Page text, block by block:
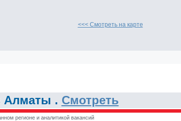
<<< Смотреть на карте
Алматы . Смотреть
регионе и аналитикой вакансий